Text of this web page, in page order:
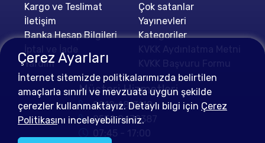
Kargo ve Teslimat
İletişim
Banka Hesap Bilgileri
Yardım
Çok satanlar
Yayınevleri
Kategoriler
Müşteri Hizmetleri
0212 4813112
0552 0478387
07:45 - 17:00
Çerez Ayarları
İnternet sitemizde politikalarımızda belirtilen
amaçlarla sınırlı ve mevzuata uygun şekilde
çerezler kullanmaktayız. Detaylı bilgi için Çerez
Politikasını inceleyebilirsiniz.